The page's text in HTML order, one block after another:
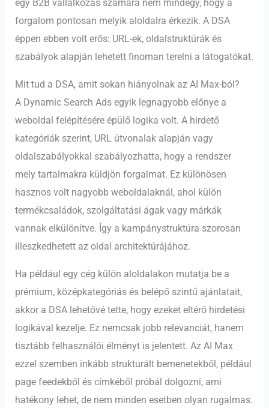
egy B2B vállalkozás számára nem mindegy, hogy a
forgalom pontosan melyik aloldalra érkezik. A DSA
éppen ebben volt erős: URL-ek, oldalstruktúrák és
szabályok alapján lehetett finoman terelni a látogatókat.
Mit tud a DSA, amit sokan hiányolnak az AI Max-ból?
A Dynamic Search Ads egyik legnagyobb előnye a
weboldal felépítésére épülő logika volt. A hirdető
kategóriák szerint, URL útvonalak alapján vagy
oldalszabályokkal szabályozhatta, hogy a rendszer
mely tartalmakra küldjön forgalmat. Ez különösen
hasznos volt nagyobb weboldalaknál, ahol külön
termékcsaládok, szolgáltatási ágak vagy márkák
vannak elkülönítve. Így a kampánystruktúra szorosan
illeszkedhetett az oldal architektúrájához.
Ha például egy cég külön aloldalakon mutatja be a
prémium, középkategóriás és belépő szintű ajánlatait,
akkor a DSA lehetővé tette, hogy ezeket eltérő hirdetési
logikával kezelje. Ez nemcsak jobb relevanciát, hanem
tisztább felhasználói élményt is jelentett. Az AI Max
ezzel szemben inkább strukturált bemenetekből, például
page feedekből és címkéből próbál dolgozni, ami
hatékony lehet, de nem minden esetben olyan rugalmas.